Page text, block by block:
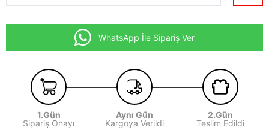
WhatsApp İle Sipariş Ver
1.Gün
Sipariş Onayı
Aynı Gün
Kargoya Verildi
2.Gün
Teslim Edildi